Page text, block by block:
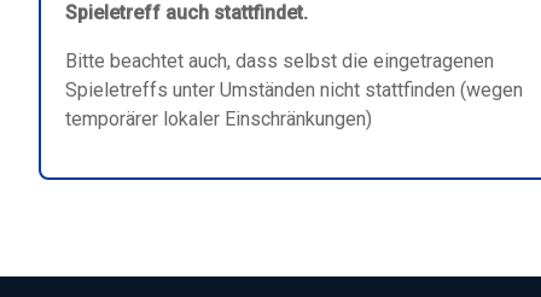
Spieletreff auch stattfindet.
Bitte beachtet auch, dass selbst die eingetragenen
Spieletreffs unter Umständen nicht stattfinden (wegen
temporärer lokaler Einschränkungen)